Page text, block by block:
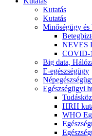
Kutatás
Kutatás
Minőségügy és
NEVES
COVID-
Big data,
E-egészségügy
Egészségügyi
HRH
WHO